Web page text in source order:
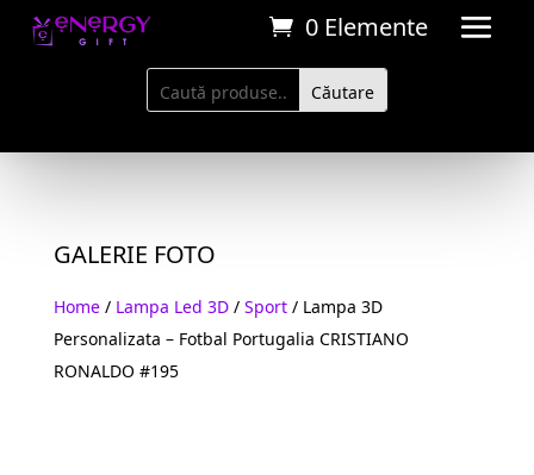
0 Elemente
GALERIE FOTO
Home/ Lampa Led 3D/ Sport/ Lampa 3D
Personalizata – Fotbal Portugalia CRISTIANO
RONALDO #195